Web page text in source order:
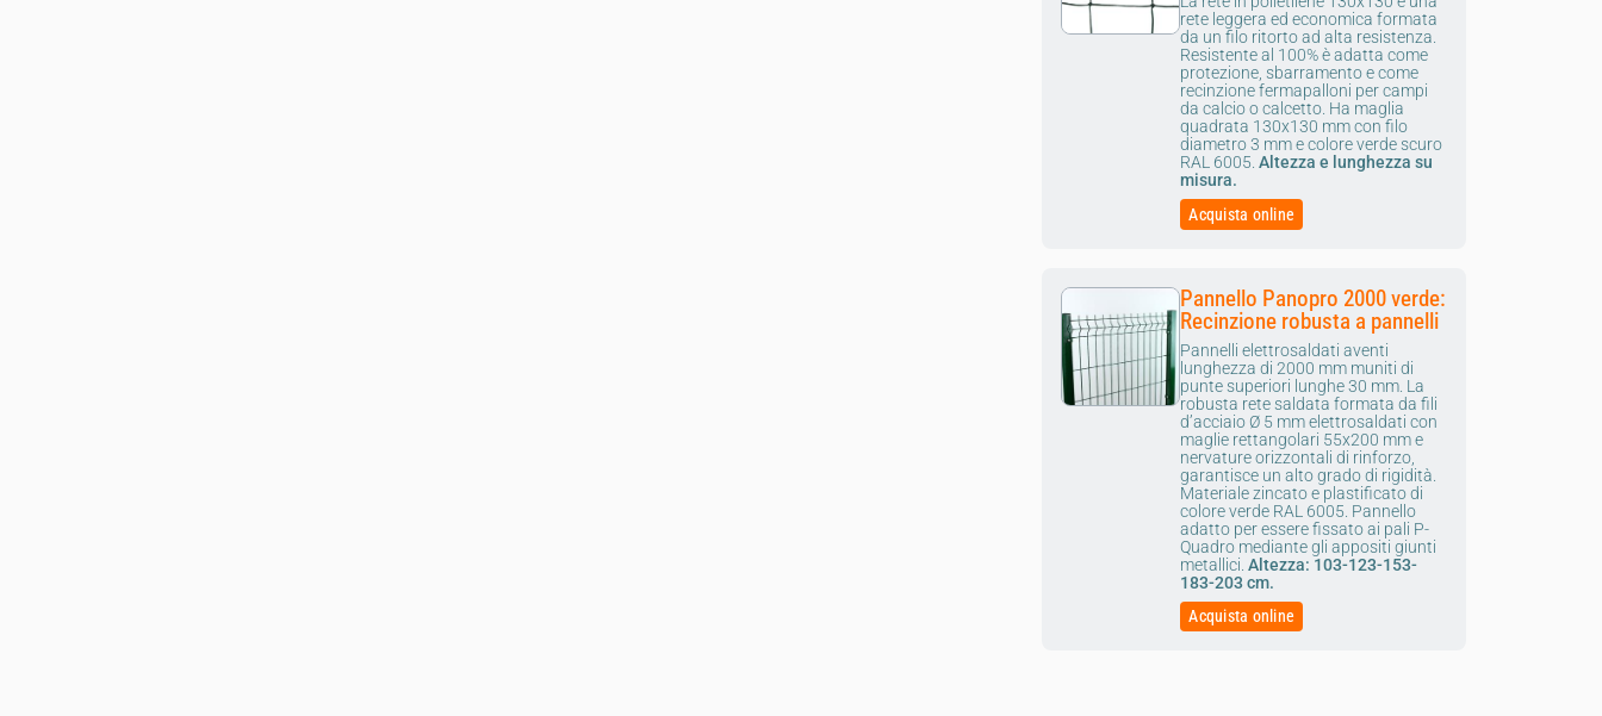
rete leggera ed economica formata
da un filo ritorto ad alta resistenza.
Resistente al 100% è adatta come
protezione, sbarramento e come
recinzione fermapalloni per campi
da calcio o calcetto. Ha maglia
quadrata 130x130 mm con filo
diametro 3 mm e colore verde scuro
RAL 6005. Altezza e lunghezza su
misura.
Acquista online
Pannello Panopro 2000 verde:
Recinzione robusta a pannelli
Pannelli elettrosaldati aventi
lunghezza di 2000 mm muniti di
punte superiori lunghe 30 mm. La
robusta rete saldata formata da fili
d’acciaio Ø 5 mm elettrosaldati con
maglie rettangolari 55x200 mm e
nervature orizzontali di rinforzo,
garantisce un alto grado di rigidità.
Materiale zincato e plastificato di
colore verde RAL 6005. Pannello
adatto per essere fissato ai pali P-
Quadro mediante gli appositi giunti
metallici. Altezza: 103-123-153-
183-203 cm.
Acquista online